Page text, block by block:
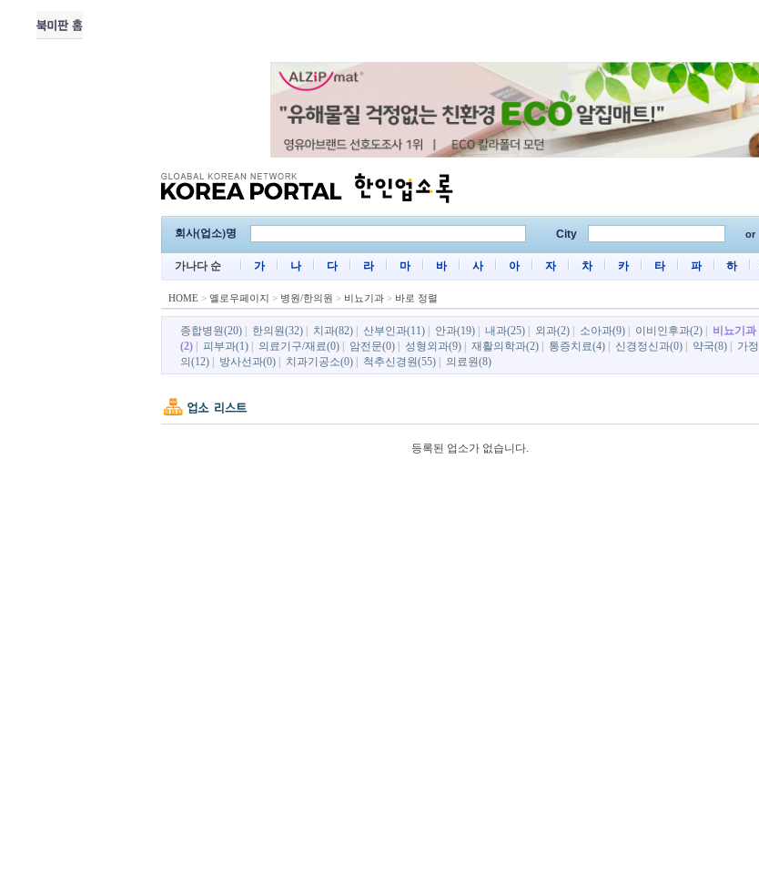
회사(업소)명 City or
가나다 순 가 나 다 라 마 바 사 아 자 차 카 타 파 하
HOME > 옐로우페이지 > 병원/한의원 > 비뇨기과 > 바로 정렬
종합병원(20) 한의원(32) 치과(82) 산부인과(11) 안과(19) 내과(25) 외과(2) 소아과(9) 이비인후과(2)
비뇨기과
(2)
피부과(1) 의료기구/재료(0) 암전문(0) 성형외과(9) 재활의학과(2) 통증치료(4) 신경정신과(0) 약국(8)
가정
의(12)
방사선과(0) 치과기공소(0) 척추신경원(55) 의료원(8)
등록된 업소가 없습니다.